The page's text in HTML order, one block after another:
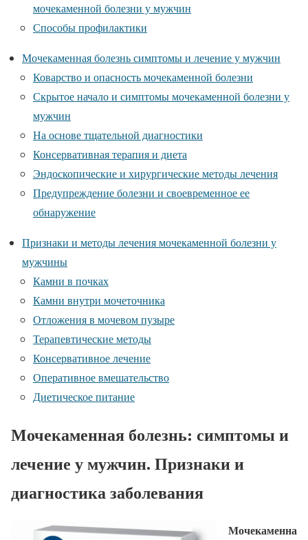
мочекаменной болезни у мужчин
Способы профилактики
Мочекаменная болезнь симптомы и лечение у мужчин
Коварство и опасность мочекаменной болезни
Скрытое начало и симптомы мочекаменной болезни у
мужчин
На основе тщательной диагностики
Консервативная терапия и диета
Эндоскопические и хирургические методы лечения
Предупреждение болезни и своевременное ее
обнаружение
Признаки и методы лечения мочекаменной болезни у
мужчины
Камни в почках
Камни внутри мочеточника
Отложения в мочевом пузыре
Терапевтические методы
Консервативное лечение
Оперативное вмешательство
Диетическое питание
Мочекаменная болезнь: симптомы и
лечение у мужчин. Признаки и
диагностика заболевания
Мочекаменна